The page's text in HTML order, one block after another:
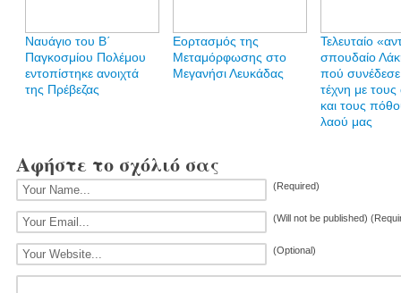
Ναυάγιο του Β΄
Παγκοσμίου Πολέμου
εντοπίστηκε ανοιχτά
της Πρέβεζας
Εορτασμός της
Μεταμόρφωσης στο
Μεγανήσι Λευκάδας
Τελευταίο
σπουδαίο
πού
τέχνη με
και τους
λαού μας
Αφήστε το σχόλιό σας
(Required)
(Will not be published)
(Optional)